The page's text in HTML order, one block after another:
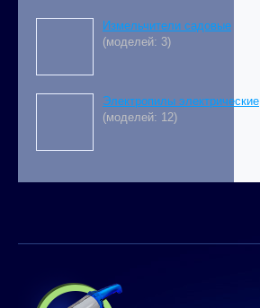
Измельчители садовые
(моделей: 3)
Электропилы электрические
(моделей: 12)